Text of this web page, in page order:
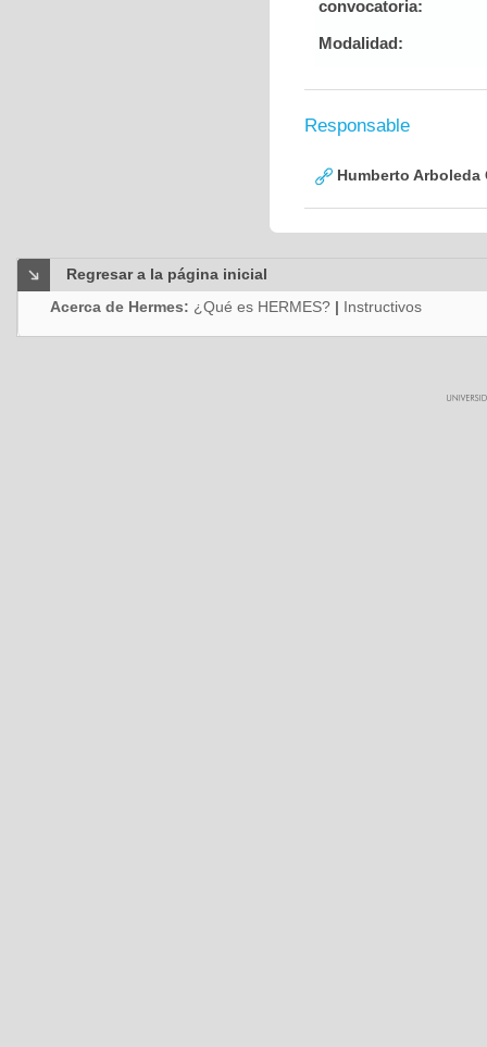
convocatoria:
Modalidad:
Responsable
Humberto Arboleda
Regresar a la página inicial
Acerca de Hermes: ¿Qué es HERMES? | Instructivos